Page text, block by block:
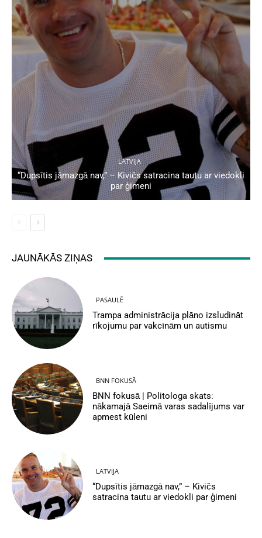
LATVIJA
“Dupsītis jāmazgā nav,” – Kivičs satracina tautu ar viedokli
par ģimeni
JAUNĀKĀS ZIŅAS
PASAULĒ
Trampa administrācija plāno izsludināt
rīkojumu par vakcīnām un autismu
BNN FOKUSĀ
BNN fokusā | Politologa skats:
nākamajā Saeimā varas sadalījums var
apmest kūleni
LATVIJA
“Dupsītis jāmazgā nav,” – Kivičs
satracina tautu ar viedokli par ģimeni